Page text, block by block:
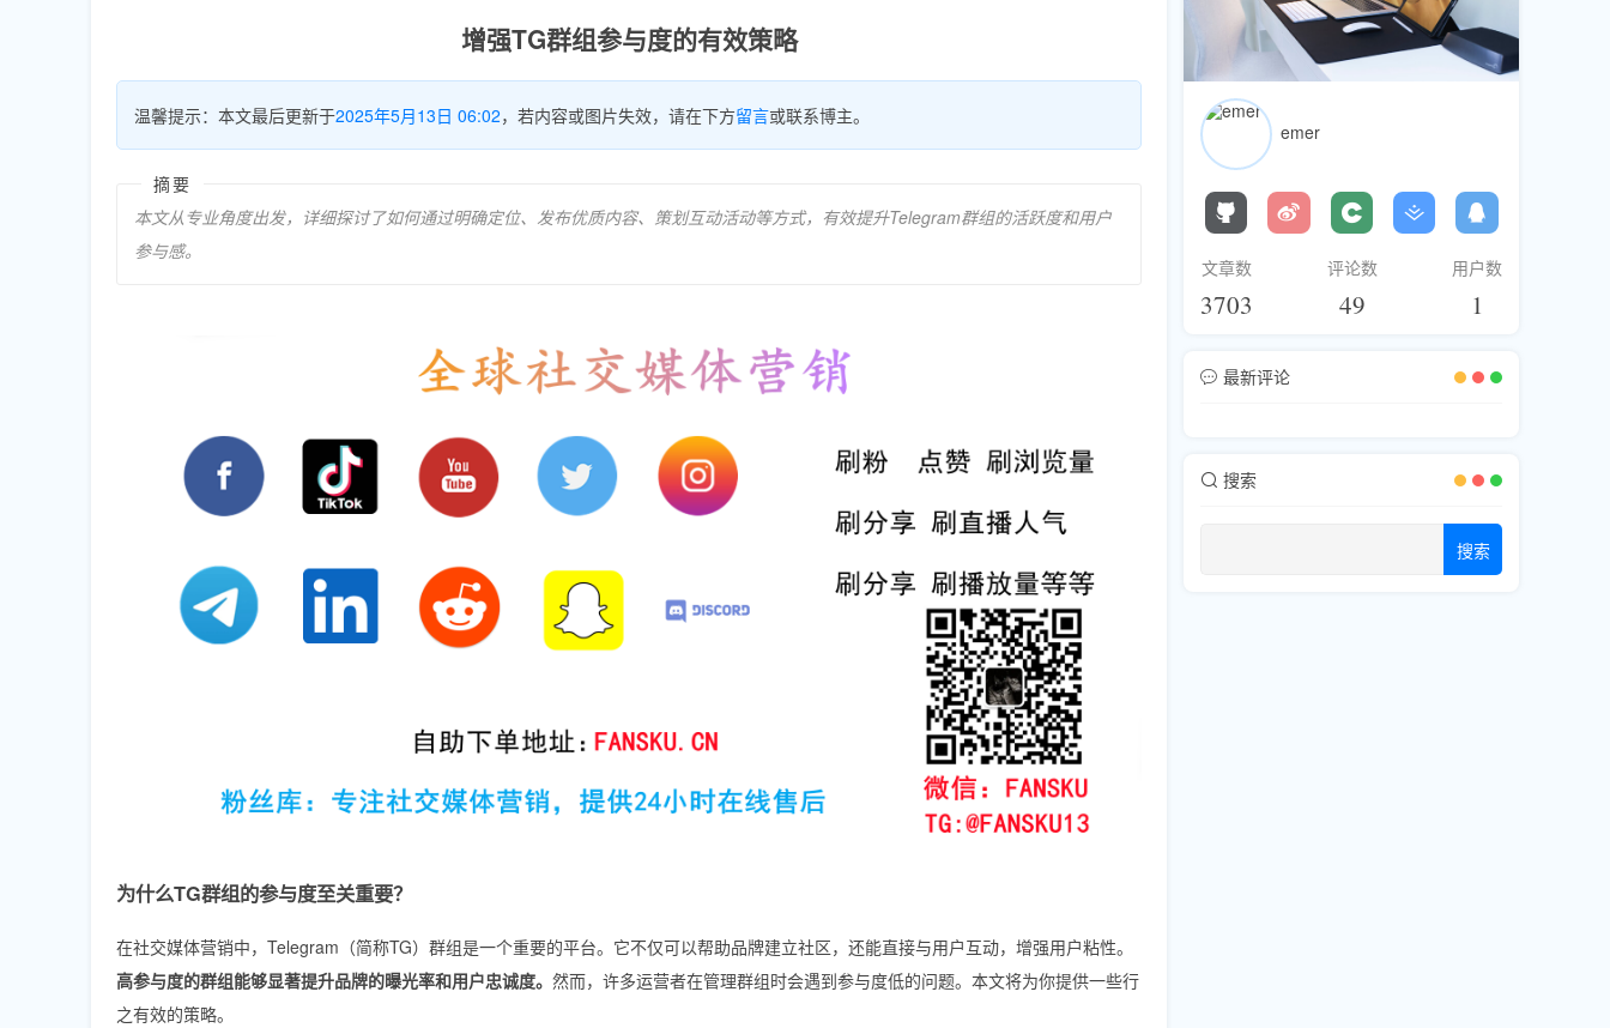
增强TG群组参与度的有效策略
温馨提示：本文最后更新于2025年5月13日 06:02，若内容或图片失效，请在下方留言或联系博主。
摘要
本文从专业角度出发，详细探讨了如何通过明确定位、发布优质内容、策划互动活动等方式，有效提升Telegram群组的活跃度和用户
参与感。
为什么TG群组的参与度至关重要？
在社交媒体营销中，Telegram（简称TG）群组是一个重要的平台。它不仅可以帮助品牌建立社区，还能直接与用户互动，增强用户粘性。
高参与度的群组能够显著提升品牌的曝光率和用户忠诚度。 然而，许多运营者在管理群组时会遇到参与度低的问题。本文将为你提供一些行
之有效的策略。
emer
文章数
3703
评论数
49
用户数
1
最新评论
搜索
搜索